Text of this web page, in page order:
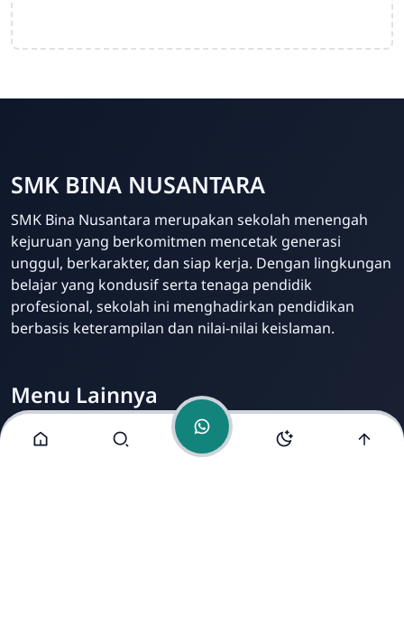
Admin Sekolah
Online
SMK BINA NUSANTARA
SMK Bina Nusantara merupakan sekolah menengah
kejuruan yang berkomitmen mencetak generasi
unggul, berkarakter, dan siap kerja. Dengan lingkungan
belajar yang kondusif serta tenaga pendidik
profesional, sekolah ini menghadirkan pendidikan
berbasis keterampilan dan nilai-nilai keislaman.
Menu Lainnya
Visi dan Misi